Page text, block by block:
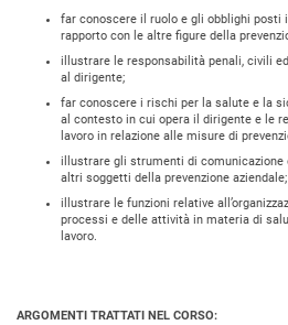
far conoscere il ruolo e gli obblighi posti
rapporto con le altre figure della
illustrare le responsabilità penali, civili
al dirigente;
far conoscere i rischi per la salute e la
al contesto in cui opera il dirigente e le
lavoro in relazione alle misure di
illustrare gli strumenti di comunicazione
altri soggetti della prevenzione aziendale;
illustrare le funzioni relative
processi e delle attività in materia di
lavoro.
ARGOMENTI TRATTATI NEL CORSO: